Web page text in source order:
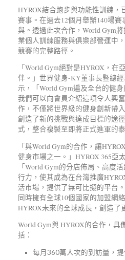
HYROX結合跑步與功能性訓練，
賽事。在過去12個月舉辦140場
與。透過此次合作，World Gym
業個人訓練服務與俱樂部營運中
競賽的完整路徑。
「World Gym絕對是HYROX，
伴。」世界健身-KY董事長暨總經
示，「World Gym遍及全台的健
我們可以向會員介紹這項令人興
作，不僅將世界級的健身創新帶
創造了新的挑戰與達成目標的途
式，整合複製至即將正式進軍的泰
「與World Gym的合作，讓
健身市場之一。」HYROX 365亞
「World Gym的分店佈局、高度
行力，使其成為在台灣推廣
活市場，提供了無可比擬的平台
同時擁有全球10個國家的加盟網
HYROX未來的全球成長，創造了
World Gym與 HYROX的合作，
括：
每月360萬人次的到訪量，